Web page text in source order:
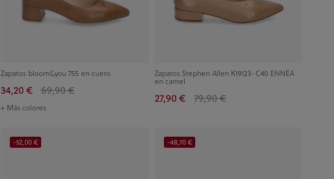
Zapatos bloom&you 755 en cuero
34,20 € 69,90 €
+ Más colores
Zapatos Stephen Allen K19123-C40 ENNEA
en camel
27,90 € 79,90 €
-52,00 € -48,70 €